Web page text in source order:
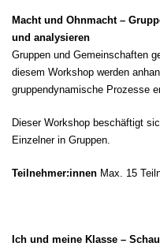
Macht und Ohnmacht –
und analysieren
Gruppen und Gemeinschaften
diesem Workshop werden
gruppendynamische Prozesse
Dieser Workshop beschäftigt
Einzelner in Gruppen.
Teilnehmer:innen Max. 15
Ich und meine Klasse –